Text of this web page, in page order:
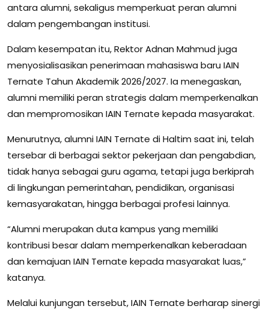
antara alumni, sekaligus memperkuat peran alumni
dalam pengembangan institusi.
Dalam kesempatan itu, Rektor Adnan Mahmud juga
menyosialisasikan penerimaan mahasiswa baru IAIN
Ternate Tahun Akademik 2026/2027. Ia menegaskan,
alumni memiliki peran strategis dalam memperkenalkan
dan mempromosikan IAIN Ternate kepada masyarakat.
Menurutnya, alumni IAIN Ternate di Haltim saat ini, telah
tersebar di berbagai sektor pekerjaan dan pengabdian,
tidak hanya sebagai guru agama, tetapi juga berkiprah
di lingkungan pemerintahan, pendidikan, organisasi
kemasyarakatan, hingga berbagai profesi lainnya.
“Alumni merupakan duta kampus yang memiliki
kontribusi besar dalam memperkenalkan keberadaan
dan kemajuan IAIN Ternate kepada masyarakat luas,”
katanya.
Melalui kunjungan tersebut, IAIN Ternate berharap sinergi